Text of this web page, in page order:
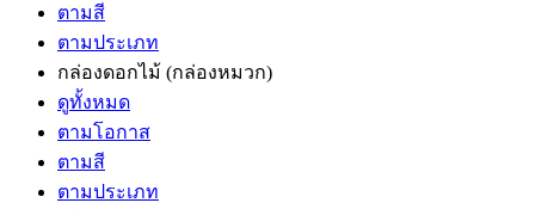
ตามสี
ตามประเภท
กล่องดอกไม้ (กล่องหมวก)
ดูทั้งหมด
ตามโอกาส
ตามสี
ตามประเภท